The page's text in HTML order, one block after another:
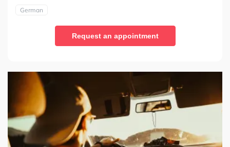
German
Request an appointment